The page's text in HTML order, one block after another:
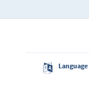
Language